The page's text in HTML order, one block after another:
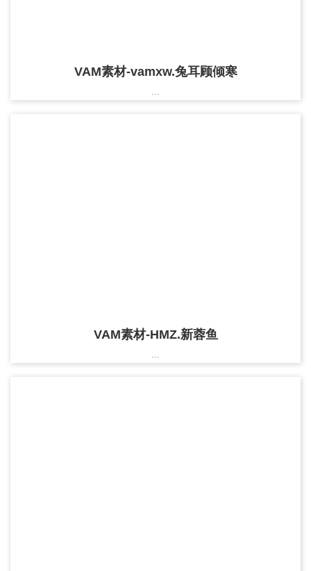
VAM素材-vamxw.兔耳顾倾寒
...
VAM素材-HMZ.新蓉鱼
...